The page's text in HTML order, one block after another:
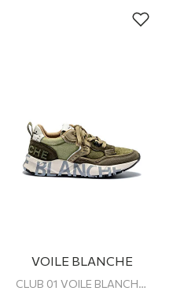
VOILE BLANCHE
CLUB 01 VOILE BLANCHE ERKEK SNEAKER